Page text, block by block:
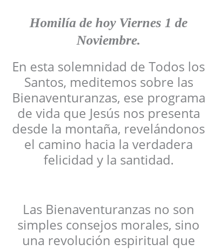
Homilía de hoy Viernes 1 de
Noviembre.
En esta solemnidad de Todos los
Santos, meditemos sobre las
Bienaventuranzas, ese programa
de vida que Jesús nos presenta
desde la montaña, revelándonos
el camino hacia la verdadera
felicidad y la santidad.
Las Bienaventuranzas no son
simples consejos morales, sino
una revolución espiritual que